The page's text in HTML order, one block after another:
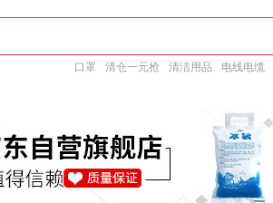
口罩 清仓一元抢 清洁用品 电线电缆